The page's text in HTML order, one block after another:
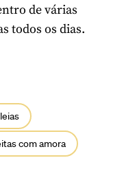
de várias
todos os dias.
com amora